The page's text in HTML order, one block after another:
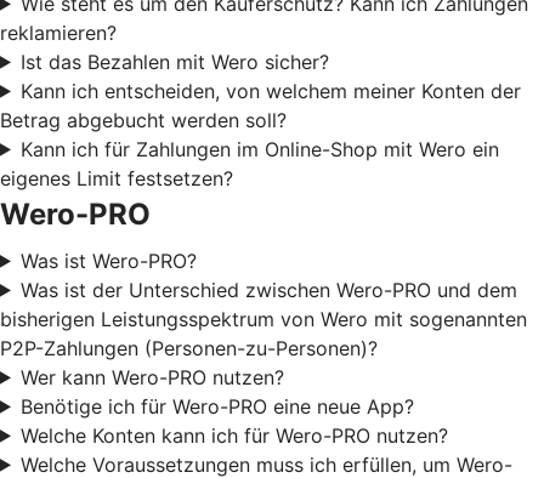
reklamieren?
Ist das Bezahlen mit Wero sicher?
Kann ich entscheiden, von welchem meiner Konten der
Betrag abgebucht werden soll?
Kann ich für Zahlungen im Online-Shop mit Wero ein
eigenes Limit festsetzen?
Wero-PRO
Was ist Wero-PRO?
Was ist der Unterschied zwischen Wero-PRO und dem
bisherigen Leistungsspektrum von Wero mit sogenannten
P2P-Zahlungen (Personen-zu-Personen)?
Wer kann Wero-PRO nutzen?
Benötige ich für Wero-PRO eine neue App?
Welche Konten kann ich für Wero-PRO nutzen?
Welche Voraussetzungen muss ich erfüllen, um Wero-